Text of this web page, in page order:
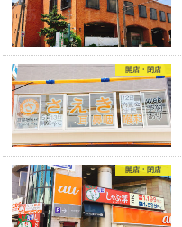
開店・閉店
開店・閉店